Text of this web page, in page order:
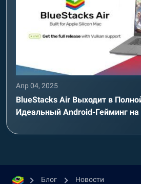
Апр 04, 2025
BlueStacks Air Выходит в
Идеальный Android-Гейминг на
Блог Новости